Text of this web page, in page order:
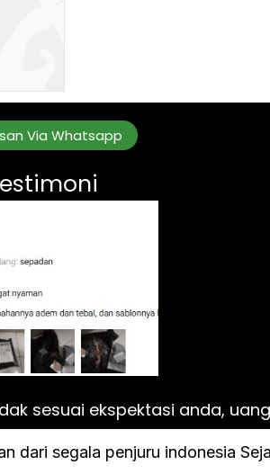
Via Whatsapp
sesuai ekspektasi anda,
dari segala penjuru indonesia